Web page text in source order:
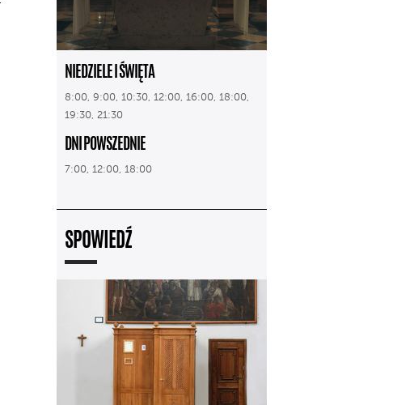
NIEDZIELE I ŚWIĘTA
8:00, 9:00, 10:30, 12:00, 16:00, 18:00,
19:30, 21:30
DNI POWSZEDNIE
7:00, 12:00, 18:00
SPOWIEDŹ